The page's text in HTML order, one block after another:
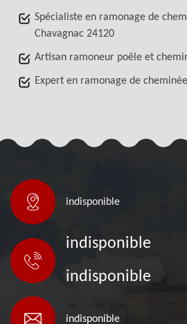
Spécialiste en ramonage de
Chavagnac 24120
Artisan ramoneur poêle et
Expert en ramonage de
indisponible
indisponible
indisponible
indisponible